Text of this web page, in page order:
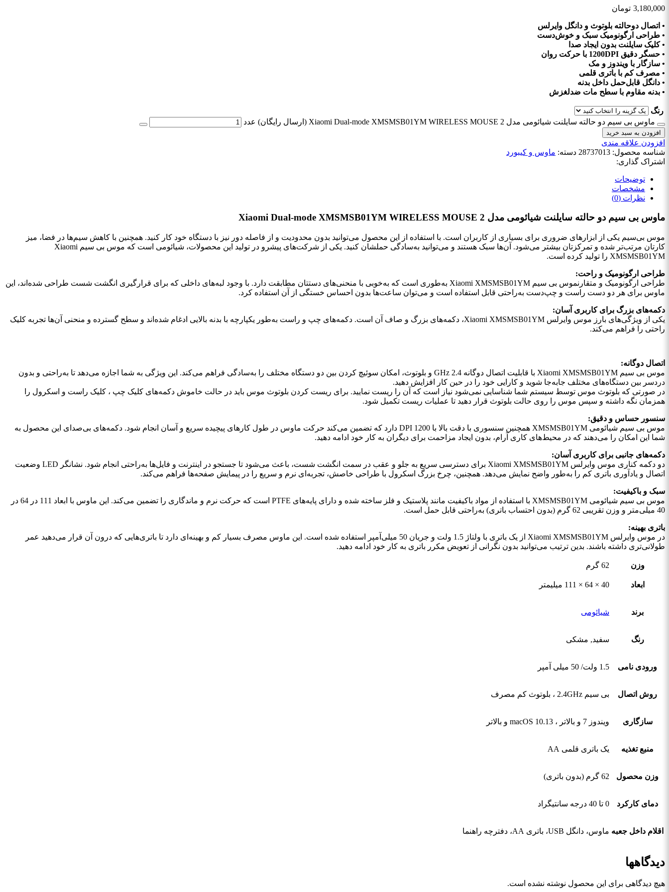
3,180,000 تومان
• اتصال دوحالته بلوتوث و دانگل وایرلس
• طراحی ارگونومیک سبک و خوش‌دست
• کلیک سایلنت بدون ایجاد صدا
• حسگر دقیق 1200DPI با حرکت روان
• سازگار با ویندوز و مک
• مصرف کم با باتری قلمی
• دانگل قابل‌حمل داخل بدنه
• بدنه مقاوم با سطح مات ضدلغزش
رنگ
ماوس بی سیم دو حالته سایلنت شیائومی مدل Xiaomi Dual-mode XMSMSB01YM WIRELESS MOUSE 2 (ارسال رایگان) عدد
افزودن به سبد خرید
افزودن علاقه مندی
شناسه محصول: 28737013 دسته: ماوس و کیبورد
اشتراک گذاری:
توضیحات
مشخصات
نظرات (0)
ماوس بی سیم دو حالته سایلنت شیائومی مدل Xiaomi Dual-mode XMSMSB01YM WIRELESS MOUSE 2
موس بی‌سیم یکی از ابزارهای ضروری برای بسیاری از کاربران است. با استفاده از این محصول می‌توانید بدون محدودیت و از فاصله دور نیز با دستگاه خود کار کنید. همچنین با کاهش سیم‌ها در فضا، میز
کارتان مرتب‌تر شده و تمرکزتان بیشتر می‌شود. آن‌ها سبک هستند و می‌توانید به‌سادگی حملشان کنید. یکی از شرکت‌‌های پیشرو در تولید این محصولات، شیائومی است که موس بی سیم Xiaomi
XMSMSB01YM را تولید کرده است.
طراحی ارگونومیک و راحت:
طراحی ارگونومیک و متقارنموس بی سیم Xiaomi XMSMSB01YM به‌طوری است که به‌خوبی با منحنی‌های دستتان مطابقت دارد. با وجود لبه‌های داخلی که برای قرارگیری انگشت شست طراحی شده‌اند، این
ماوس برای هر دو دست راست و چپ‌دست به‌راحتی قابل استفاده است و می‌توان ساعت‌ها بدون احساس خستگی از آن استفاده کرد.
دکمه‌های بزرگ برای کاربری آسان:
یکی از ویژگی‌های بارز موس وایرلس Xiaomi XMSMSB01YM، دکمه‌های بزرگ و صاف آن است. دکمه‌های چپ و راست به‌طور یکپارچه با بدنه بالایی ادغام شده‌اند و سطح گسترده و منحنی آن‌ها تجربه کلیک
راحتی را فراهم می‌کند.
اتصال دوگانه:
موس بی سیم Xiaomi XMSMSB01YM با قابلیت اتصال دوگانه 2.4 GHz و بلوتوث، امکان سوئیچ کردن بین دو دستگاه مختلف را به‌سادگی فراهم می‌کند. این ویژگی به شما اجازه می‌دهد تا به‌راحتی و بدون
دردسر بین دستگاه‌های مختلف جابه‌جا شوید و کارایی خود را در حین کار افزایش دهید.
در صورتی که بلوتوث موس توسط سیستم شما شناسایی نمی‌شود نیاز است که آن را ریست نمایید. برای ریست کردن بلوتوث موس باید در حالت خاموش دکمه‌های کلیک چپ ، کلیک راست و اسکرول را
همزمان نگه داشته و سپس موس را روی حالت بلوتوث قرار دهید تا عملیات ریست تکمیل شود.
سنسور حساس و دقیق:
موس بی سیم شیائومی XMSMSB01YM همچنین سنسوری با دقت بالا با DPI 1200 دارد که تضمین می‌کند حرکت ماوس در طول کارهای پیچیده سریع و آسان انجام شود. دکمه‌های بی‌صدای این محصول به
شما این امکان را می‌دهند که در محیط‌های کاری آرام، بدون ایجاد مزاحمت برای دیگران به کار خود ادامه دهید.
دکمه‌های جانبی برای کاربری آسان:
دو دکمه کناری موس وایرلس Xiaomi XMSMSB01YM برای دسترسی سریع به جلو و عقب در سمت انگشت شست، باعث می‌شود تا جستجو در اینترنت و فایل‌ها به‌راحتی انجام شود. نشانگر LED وضعیت
اتصال و یادآوری باتری کم را به‌طور واضح نمایش می‌دهد. همچنین، چرخ بزرگ اسکرول با طراحی خاصش، تجربه‌ای نرم و سریع را در پیمایش صفحه‌ها فراهم می‌کند.
سبک و باکیفیت:
موس بی سیم شیائومی XMSMSB01YM با استفاده از مواد باکیفیت مانند پلاستیک و فلز ساخته شده و دارای پایه‌های PTFE است که حرکت نرم و ماندگاری را تضمین می‌کند. این ماوس با ابعاد 111 در 64 در
40 میلی‌متر و وزن تقریبی 62 گرم (بدون احتساب باتری) به‌راحتی قابل حمل است.
باتری بهینه:
در موس وایرلس Xiaomi XMSMSB01YM از یک باتری با ولتاژ 1.5 ولت و جریان 50 میلی‌آمپر استفاده شده است. این ماوس مصرف بسیار کم و بهینه‌ای دارد تا باتری‌هایی که درون آن قرار می‌دهید عمر
طولانی‌تری داشته باشند. بدین ترتیب می‌توانید بدون نگرانی از تعویض مکرر باتری به کار خود ادامه دهید.
وزن 62 گرم
ابعاد 40 × 64 × 111 میلیمتر
برند شیائومی
رنگ سفید, مشکی
ورودی نامی 1.5 ولت/ 50 میلی آمپر
روش اتصال بی سیم 2.4GHz ، بلوتوث کم مصرف
سازگاری ویندوز 7 و بالاتر ، macOS 10.13 و بالاتر
منبع تغذیه یک باتری قلمی AA
وزن محصول 62 گرم (بدون باتری)
دمای کارکرد 0 تا 40 درجه سانتیگراد
اقلام داخل جعبه ماوس، دانگل USB، باتری AA، دفترچه راهنما
دیدگاهها
هیچ دیدگاهی برای این محصول نوشته نشده است.